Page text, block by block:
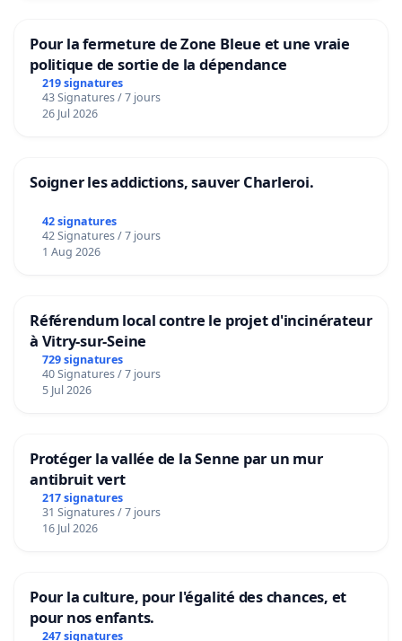
Pour la fermeture de Zone Bleue et une vraie
politique de sortie de la dépendance
219 signatures
43 Signatures / 7 jours
26 Jul 2026
Soigner les addictions, sauver Charleroi.
42 signatures
42 Signatures / 7 jours
1 Aug 2026
Référendum local contre le projet d'incinérateur
à Vitry-sur-Seine
729 signatures
40 Signatures / 7 jours
5 Jul 2026
Protéger la vallée de la Senne par un mur
antibruit vert
217 signatures
31 Signatures / 7 jours
16 Jul 2026
Pour la culture, pour l'égalité des chances, et
pour nos enfants.
247 signatures